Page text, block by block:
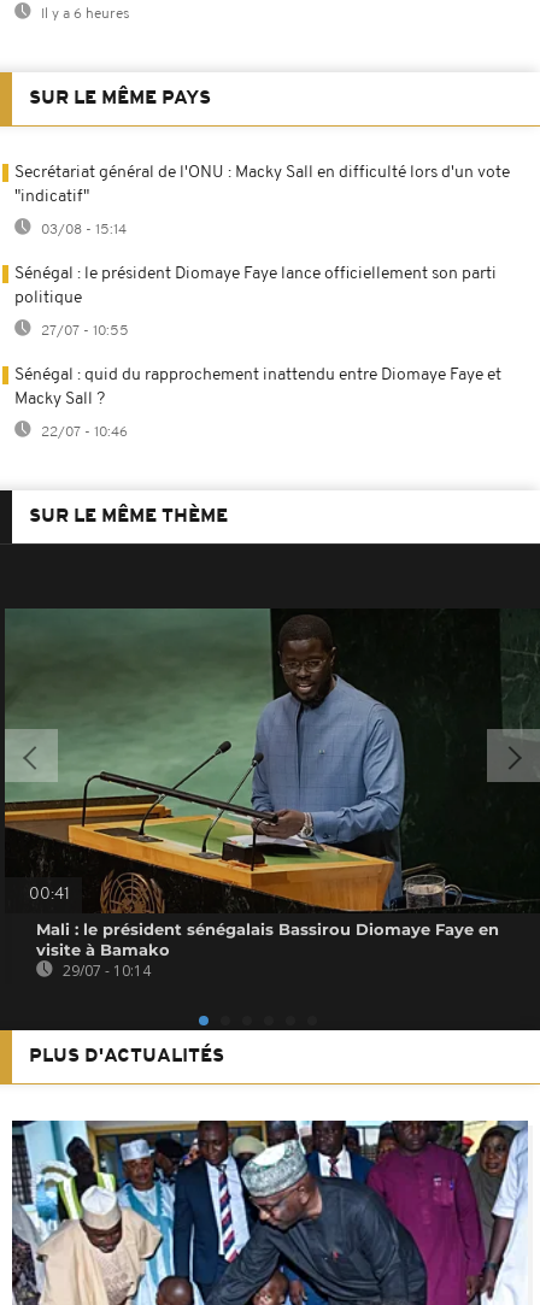
Il y a 6 heures
SUR LE MÊME PAYS
Secrétariat général de l'ONU : Macky Sall en difficulté lors d'un vote
"indicatif"
03/08 - 15:14
Sénégal : le président Diomaye Faye lance officiellement son parti
politique
27/07 - 10:55
Sénégal : quid du rapprochement inattendu entre Diomaye Faye et
Macky Sall ?
22/07 - 10:46
SUR LE MÊME THÈME
00:41
Mali : le président sénégalais Bassirou Diomaye Faye en
visite à Bamako
29/07 - 10:14
PLUS D'ACTUALITÉS